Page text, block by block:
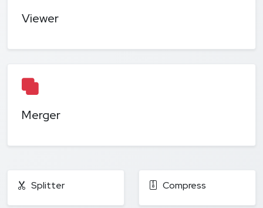
Viewer
Merger
Splitter Compress